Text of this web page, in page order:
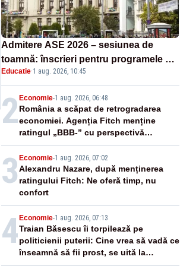
Admitere ASE 2026 – sesiunea de
toamnă: înscrieri pentru programele de
licență, masterat și doctorat
Educatie·1 aug. 2026, 10:45
2Economie-1 aug. 2026, 06:48
România a scăpat de retrogradarea
economiei. Agenția Fitch menține
ratingul „BBB-” cu perspectivă
negativă
3 Economie-1 aug. 2026, 07:02
Alexandru Nazare, după menținerea
ratingului Fitch: Ne oferă timp, nu
confort
4Economie-1 aug. 2026, 07:13
Traian Băsescu îi torpilează pe
politicienii puterii: Cine vrea să vadă ce
înseamnă să fii prost, se uită la
România